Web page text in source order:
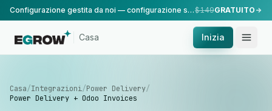
Configurazione gestita da noi — configurazione standard, eseguita dal nostro team.$149GRATUITO
Casa Inizia
Casa/Integrazioni/Power Delivery/
Power Delivery + Odoo Invoices